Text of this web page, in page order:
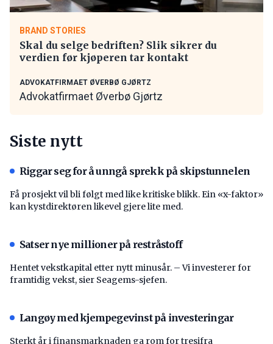
BRAND STORIES
Skal du selge bedriften? Slik sikrer du
verdien før kjøperen tar kontakt
ADVOKATFIRMAET ØVERBØ GJØRTZ
Advokatfirmaet Øverbø Gjørtz
Siste nytt
Riggar seg for å unngå sprekk på skipstunnelen
Få prosjekt vil bli følgt med like kritiske blikk. Ein «x-faktor»
kan kystdirektøren likevel gjere lite med.
Satser nye millioner på restråstoff
Hentet vekstkapital etter nytt minusår. – Vi investerer for
framtidig vekst, sier Seagems-sjefen.
Langøy med kjempegevinst på investeringar
Sterkt år i finansmarknaden ga rom for tresifra